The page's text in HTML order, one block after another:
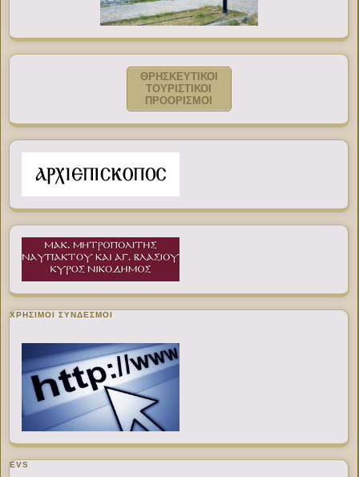
ΘΡΗΣΚΕΥΤΙΚΟΙ
ΤΟΥΡΙΣΤΙΚΟΙ
ΠΡΟΟΡΙΣΜΟΙ
ΧΡΉΣΙΜΟΙ ΣΎΝΔΕΣΜΟΙ
EVS